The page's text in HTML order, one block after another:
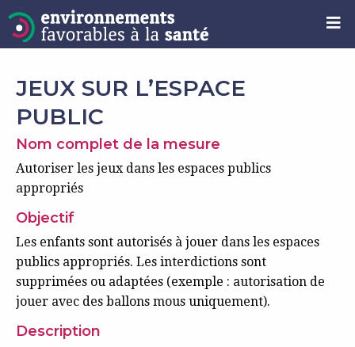
JEUX SUR L’ESPACE
PUBLIC
Nom complet de la mesure
Autoriser les jeux dans les espaces publics
appropriés
Objectif
Les enfants sont autorisés à jouer dans les espaces
publics appropriés. Les interdictions sont
supprimées ou adaptées (exemple : autorisation de
jouer avec des ballons mous uniquement).
Description